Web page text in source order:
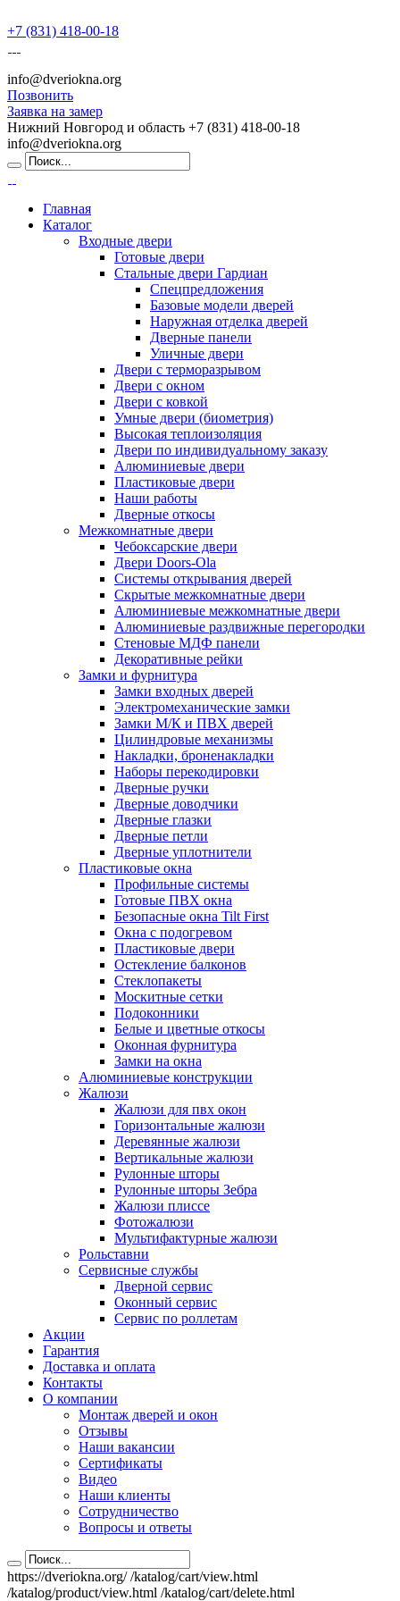
+7 (831) 418-00-18
info@dveriokna.org
Позвонить
Заявка на замер
Нижний Новгород и область +7 (831) 418-00-18
info@dveriokna.org
Главная
Каталог
Входные двери
Готовые двери
Стальные двери Гардиан
Спецпредложения
Базовые модели дверей
Наружная отделка дверей
Дверные панели
Уличные двери
Двери с терморазрывом
Двери с окном
Двери с ковкой
Умные двери (биометрия)
Высокая теплоизоляция
Двери по индивидуальному заказу
Алюминиевые двери
Пластиковые двери
Наши работы
Дверные откосы
Межкомнатные двери
Чебоксарские двери
Двери Doors-Ola
Системы открывания дверей
Скрытые межкомнатные двери
Алюминиевые межкомнатные двери
Алюминиевые раздвижные перегородки
Стеновые МДФ панели
Декоративные рейки
Замки и фурнитура
Замки входных дверей
Электромеханические замки
Замки М/К и ПВХ дверей
Цилиндровые механизмы
Накладки, броненакладки
Наборы перекодировки
Дверные ручки
Дверные доводчики
Дверные глазки
Дверные петли
Дверные уплотнители
Пластиковые окна
Профильные системы
Готовые ПВХ окна
Безопасные окна Tilt First
Окна с подогревом
Пластиковые двери
Остекление балконов
Стеклопакеты
Москитные сетки
Подоконники
Белые и цветные откосы
Оконная фурнитура
Замки на окна
Алюминиевые конструкции
Жалюзи
Жалюзи для пвх окон
Горизонтальные жалюзи
Деревянные жалюзи
Вертикальные жалюзи
Рулонные шторы
Рулонные шторы Зебра
Жалюзи плиссе
Фотожалюзи
Мультифактурные жалюзи
Рольставни
Сервисные службы
Дверной сервис
Оконный сервис
Сервис по роллетам
Акции
Гарантия
Доставка и оплата
Контакты
О компании
Монтаж дверей и окон
Отзывы
Наши вакансии
Сертификаты
Видео
Наши клиенты
Сотрудничество
Вопросы и ответы
https://dveriokna.org/ /katalog/cart/view.html
/katalog/product/view.html /katalog/cart/delete.html